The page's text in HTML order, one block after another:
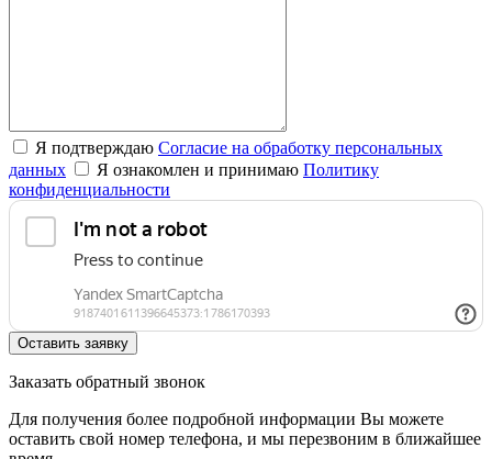
Я подтверждаю Согласие на обработку персональных
данных
Я ознакомлен и принимаю Политику
конфиденциальности
Оставить заявку
Заказать обратный звонок
Для получения более подробной информации Вы можете
оставить свой номер телефона, и мы перезвоним в ближайшее